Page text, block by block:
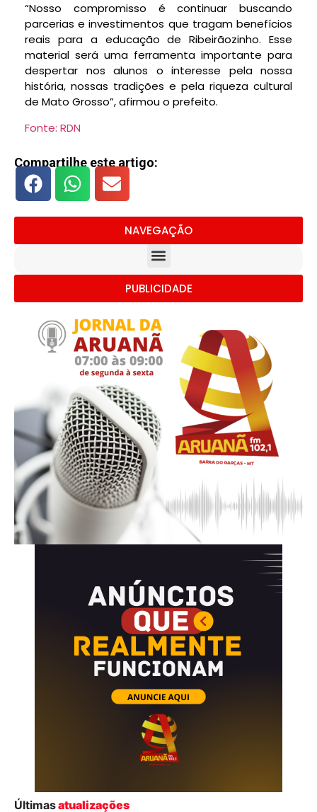
“Nosso compromisso é continuar buscando
parcerias e investimentos que tragam benefícios
reais para a educação de Ribeirãozinho. Esse
material será uma ferramenta importante para
despertar nos alunos o interesse pela nossa
história, nossas tradições e pela riqueza cultural
de Mato Grosso”, afirmou o prefeito.
Fonte: RDN
Compartilhe este artigo:
NAVEGAÇÃO
PUBLICIDADE
Últimasatualizações